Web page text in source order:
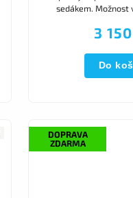
3
Do
sedákem.
DOPRAVA
ZDARMA